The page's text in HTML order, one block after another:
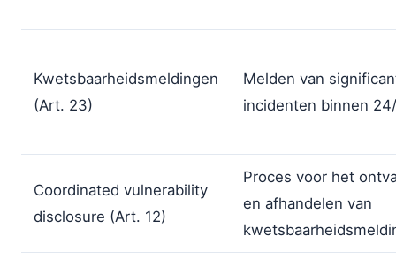
Kwetsbaarheidsmeldingen
(Art. 23)
Melden van
incidenten binnen
Coordinated vulnerability
disclosure (Art. 12)
Proces voor het
en afhandelen van